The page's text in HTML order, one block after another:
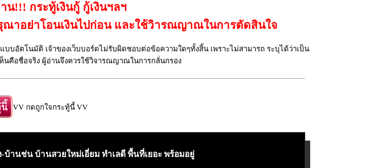
น!!! กระทู้เงินกู้ กู้เงินฯลฯ
ณาอย่าโอนเงินไปก่อน และใช้วิารณญาณในการตัดสินใจ
อัตโนมัติ เจ้าของเว็บบอร์ดไม่รับผิดชอบต่อข้อความใดๆทั้งสิ้น เพราะไม่สามารถ ระบุได้ว่าเป็น
นคือชื่อจริง ผู้อ่านจึงควรใช้วิจารณญาณในการกลั่นกรอง
VV กดถูกใจกระทู้นี้ VV
บ้านช่น บ้านสวยใหม่เอี่ยม ทำเลดี พื้นที่เยอะ พร้อมอยู่